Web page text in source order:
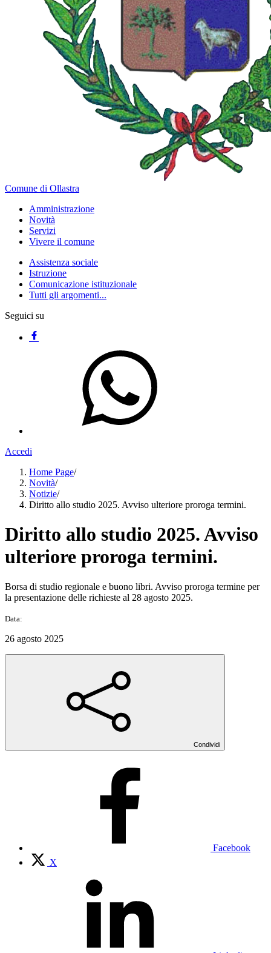
Comune di Ollastra
Amministrazione
Novità
Servizi
Vivere il comune
Assistenza sociale
Istruzione
Comunicazione istituzionale
Tutti gli argomenti...
Seguici su
Accedi
Home Page/
Novità/
Notizie/
Diritto allo studio 2025. Avviso ulteriore proroga termini.
Diritto allo studio 2025. Avviso
ulteriore proroga termini.
Borsa di studio regionale e buono libri. Avviso proroga termine per
la presentazione delle richieste al 28 agosto 2025.
Data:
26 agosto 2025
Condividi
Facebook
X